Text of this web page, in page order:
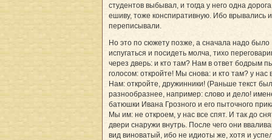
студентов выбывал, и тогда у него одна
ешиву, тоже конспиративную. Ибо врывались и
переписывали.
Но это по сюжету позже, а сначала надо было
испугаться и посидеть молча, тихо
через дверь: и кто там? Нам в ответ бодрым
голосом: откройте! Мы снова: и кто там? у нас
Нам: откройте, дружинники! (Раньше текст был
разнообразнее, например: слово и дело!
батюшки Ивана Грозного и его пыточного
Мы им: не откроем, у нас все спят. И так до
двери снаружи внутрь. После чего они
вид виноватый, ибо не идиоты же, хотя и